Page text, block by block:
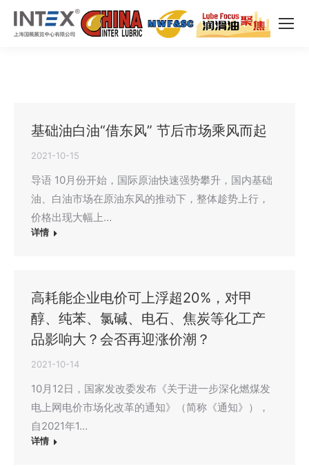
基础油白油“借东风” 节后市场乘风而起
2021-10-15
导语 10月份开始，国际原油快速强势攀升，国内基础
油、白油市场在原油东风的推动下，整体趁势上行，
价格出现大幅上…
详情
高耗能企业电价可上浮超20%，对甲
醇、纯苯、氯碱、电石、焦炭等化工产
品影响大？会否再迎涨价潮？
2021-10-14
10月12日，国家发改委发布《关于进一步深化燃煤发
电上网电价市场化改革的通知》（简称《通知》），
自2021年1…
详情